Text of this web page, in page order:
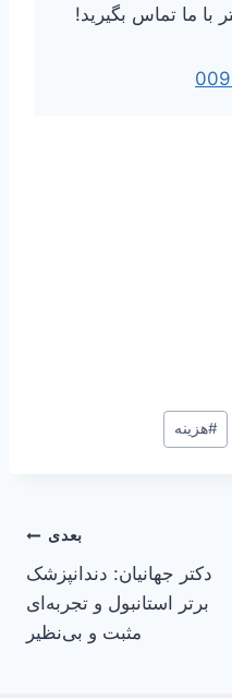
با ما تماس بگیرید!
#هزینه
بعدی
دکتر جهانیان: دندانپزشک
برتر استانبول و تجربه‌ای
مثبت و بی‌نظیر